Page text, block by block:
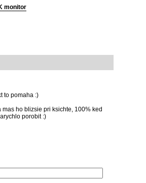
monitor
to pomaha :)
ho blizsie pri ksichte, 100% ked
porobit :)